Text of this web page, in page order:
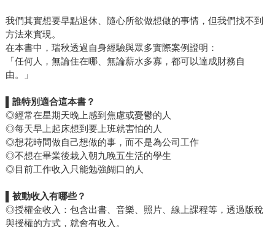
我們其實想要早點退休、隨心所欲做想做的事情，但我們找不到
方法來實現。
在本書中，瑞秋透過自身經驗與眾多實際案例證明：
「任何人，無論住在哪、無論薪水多寡，都可以達成財務自
由。」
誰特別適合這本書？
◎經常在星期天晚上感到焦慮或憂鬱的人
◎每天早上起床想到要上班就害怕的人
◎想花時間做自己想做的事，而不是為公司工作
◎不想在畢業後栽入朝九晚五生活的學生
◎目前工作收入只能勉強餬口的人
被動收入有哪些？
◎授權金收入：包含出書、音樂、照片、線上課程等，透過版稅
與授權的方式，就會有收入。